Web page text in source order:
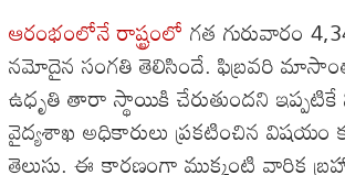
ఆరంభంలోనే రాష్ట్రంలో గత గురువారం
నమోదైన సంగతి తెలిసిందే. ఫిబ్రవరి
ఉధృతి తారా స్థాయికి చేరుతుందని ఇప్పటికే
వైద్యశాఖ అధికారులు ప్రకటించిన విషయం
తెలుసు. ఈ కారణంగా ముక్కంటి వార్షిక